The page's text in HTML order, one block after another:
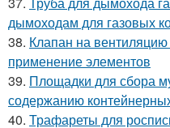
дымоходам для газовых
38. Клапан на
применение элементов
39. Площадки для сбора
содержанию
40. Трафареты для